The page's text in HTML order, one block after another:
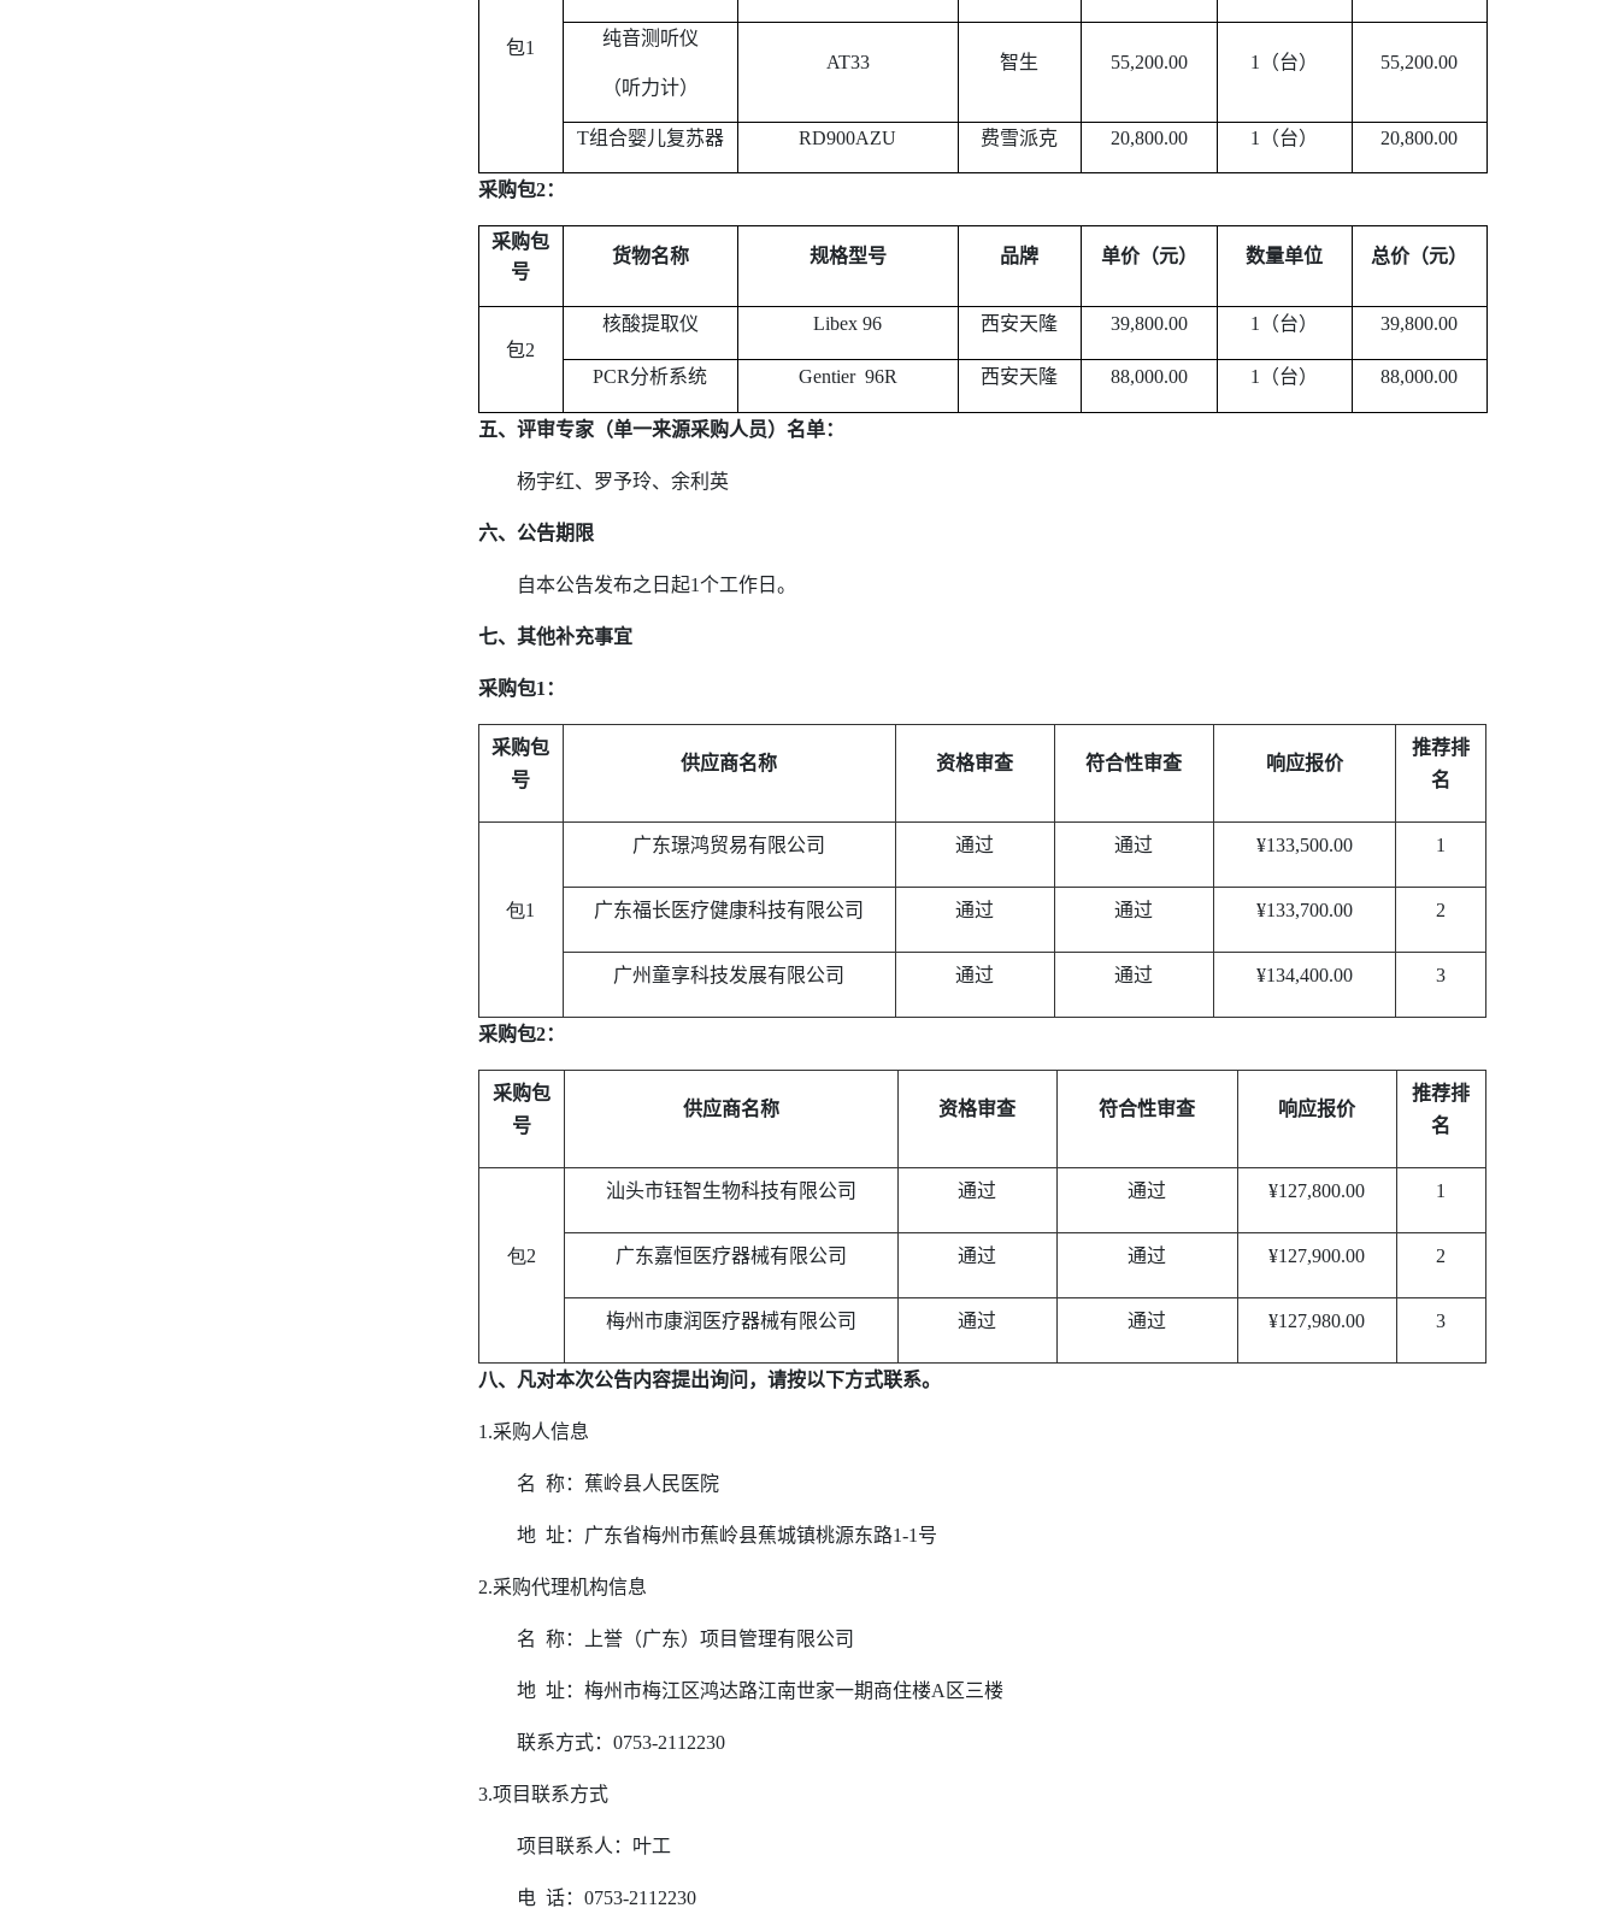
包1 纯音测听仪
（听力计）
AT33 智生 55,200.00 1 （台） 55,200.00
T组合婴儿复苏器 RD900AZU 费雪派克 20,800.00 1 （台） 20,800.00
采购包2：
采购包
号
货物名称 规格型号 品牌 单价（元） 数量单位 总价（元）
包2
核酸提取仪 Libex 96 西安天隆 39,800.00 1 （台） 39,800.00
PCR分析系统 Gentier 96R 西安天隆 88,000.00 1 （台） 88,000.00
五、评审专家（单一来源采购人员）名单：
杨宇红、 罗予玲、 余利英
六、公告期限
自本公告发布之日起1个工作日。
七、其他补充事宜
采购包1 ：
采购包
号
供应商名称 资格审查 符合性审查 响应报价
推荐排
名
包1
广东璟鸿贸易有限公司 通过 通过 ¥133,500.00 1
广东福长医疗健康科技有限公司 通过 通过 ¥133,700.00 2
广州童享科技发展有限公司 通过 通过 ¥134,400.00 3
采购包2：
采购包
号
供应商名称 资格审查 符合性审查 响应报价
推荐排
名
包2
汕头市钰智生物科技有限公司 通过 通过 ¥127,800.00 1
广东嘉恒医疗器械有限公司 通过 通过 ¥127,900.00 2
梅州市康润医疗器械有限公司 通过 通过 ¥127,980.00 3
八、凡对本次公告内容提出询问，请按以下方式联系。
1.采购人信息
名 称：蕉岭县人民医院
地 址：广东省梅州市蕉岭县蕉城镇桃源东路1-1 号
2.采购代理机构信息
名 称：上誉（广东）项目管理有限公司
地 址：梅州市梅江区鸿达路江南世家一期商住楼A 区三楼
联系方式： 0753-2112230
3.项目联系方式
项目联系人：叶工
电 话： 0753-2112230